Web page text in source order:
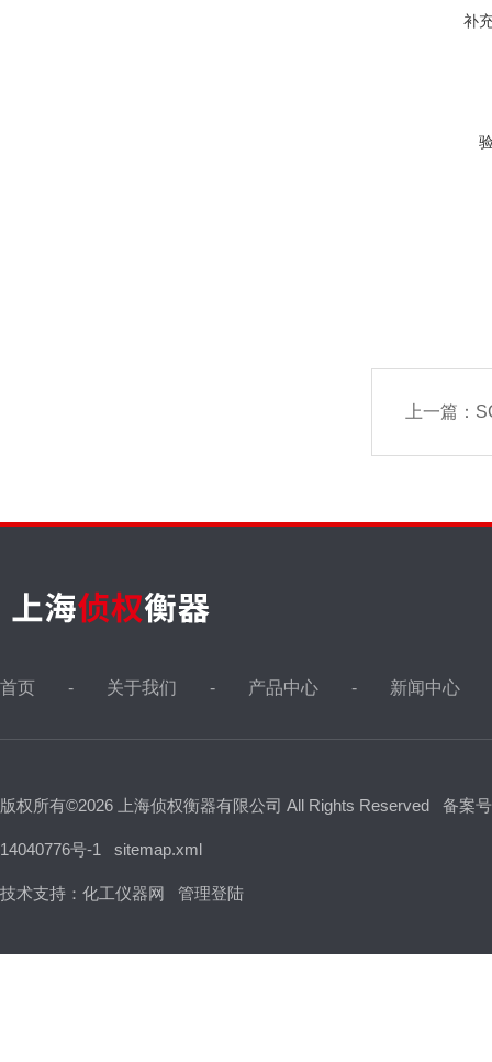
补
上一篇：
首页 关于我们 产品中心 新闻中心
版权所有©2026 上海侦权衡器有限公司 All Rights Reserved 备案
14040776号-1 sitemap.xml
技术支持： 化工仪器网 管理登陆